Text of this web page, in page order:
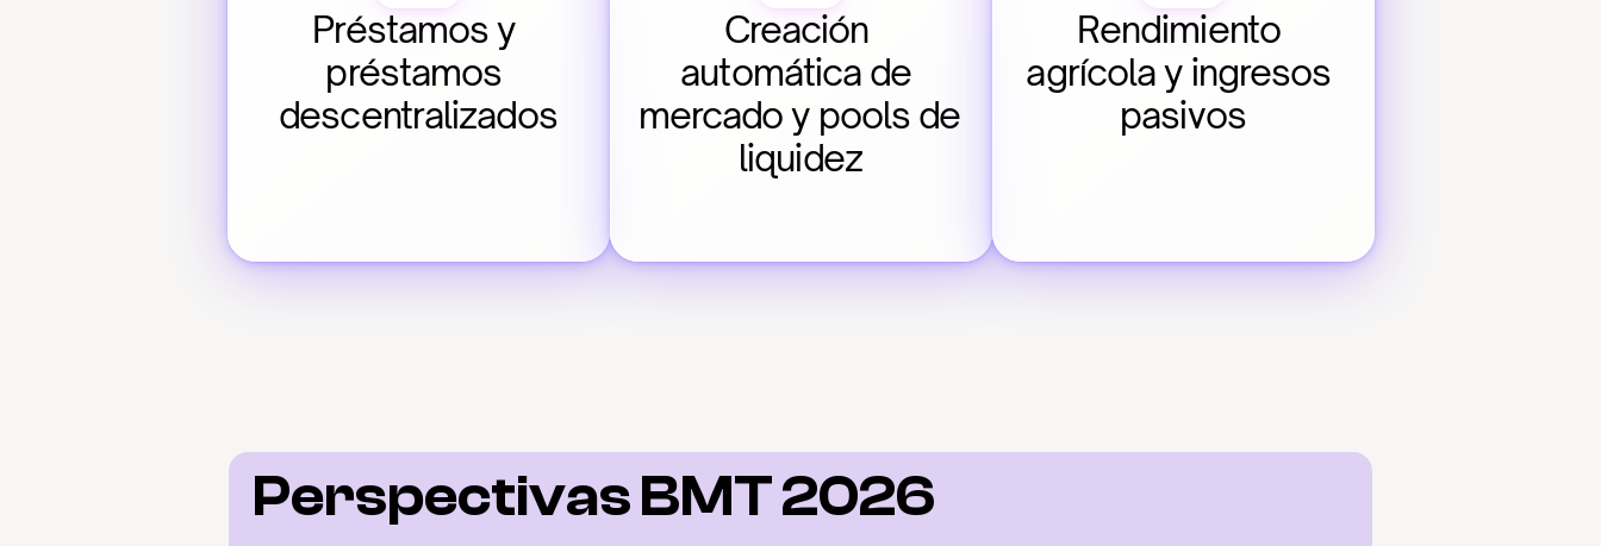
Préstamos y
préstamos
descentralizados
Creación
automática de
mercado y pools de
liquidez
Rendimiento
agrícola y ingresos
pasivos
Perspectivas BMT 2026